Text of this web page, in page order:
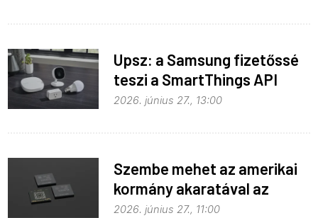
Upsz: a Samsung fizetőssé
teszi a SmartThings API
hozzáférést
2026. június 27., 13:00
Szembe mehet az amerikai
kormány akaratával az
Apple
2026. június 27., 11:00